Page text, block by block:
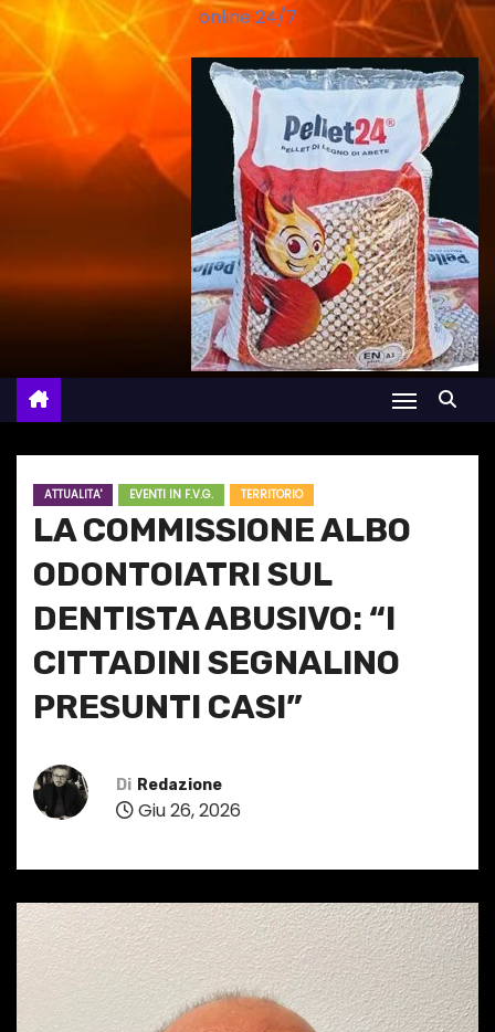
online 24/7
ATTUALITA' EVENTI IN F.V.G. TERRITORIO
LA COMMISSIONE ALBO
ODONTOIATRI SUL
DENTISTA ABUSIVO: “I
CITTADINI SEGNALINO
PRESUNTI CASI”
Di Redazione
Giu 26, 2026